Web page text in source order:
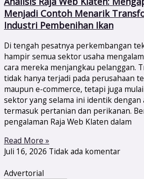
Menjadi Contoh Menarik
Industri Pembenihan Ikan
Di tengah pesatnya perkembangan
hampir semua sektor usaha
cara mereka menjangkau pelanggan.
tidak hanya terjadi pada perusahaan
maupun e-commerce, tetapi juga
sektor yang selama ini identik dengan
termasuk pertanian dan perikanan.
pengalaman Raja Web Klaten dalam
Read More »
Juli 16, 2026 Tidak ada komentar
Advertorial